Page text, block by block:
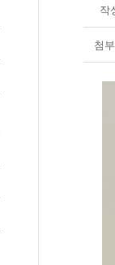
작
첨